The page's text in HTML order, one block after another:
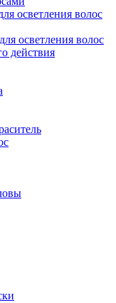
осветления волос
осветления волос
действия